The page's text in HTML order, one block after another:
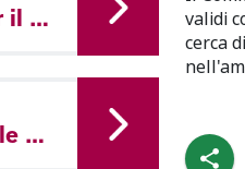
Vittoria all'Alpe Adria per il Trentino!
Debora Dalfollo e Samuele Tait campioni trentini sprint a Ziano
validi
cerca